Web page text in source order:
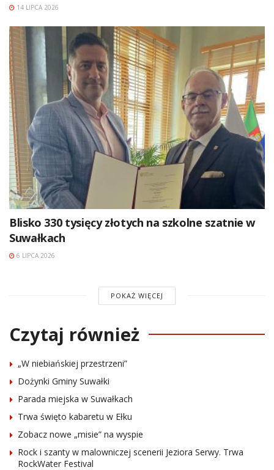
14 LIPCA 2026
Blisko 330 tysięcy złotych na szkolne szatnie w
Suwałkach
6 LIPCA 2026
POKAŻ WIĘCEJ
Czytaj również
„W niebiańskiej przestrzeni”
Dożynki Gminy Suwałki
Parada miejska w Suwałkach
Trwa święto kabaretu w Ełku
Zobacz nowe „misie” na wyspie
Rock i szanty w malowniczej scenerii Jeziora Serwy. Trwa
RockWater Festival